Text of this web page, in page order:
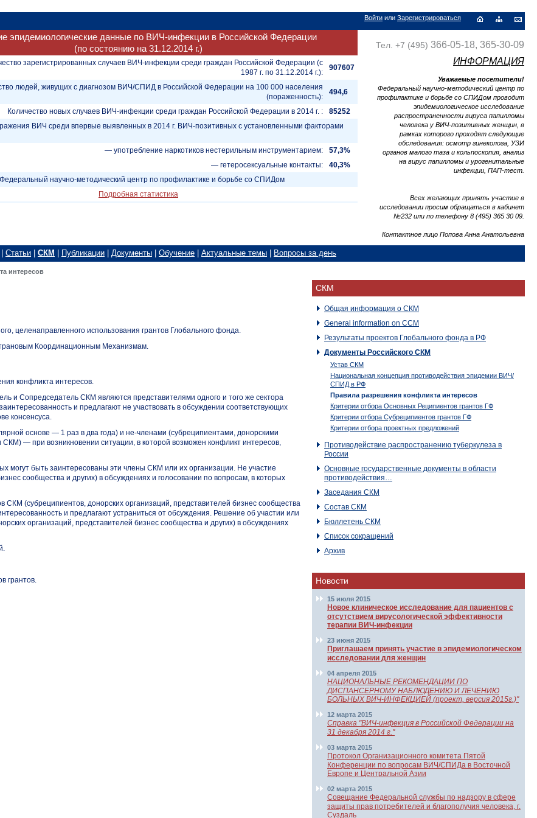
Войти или Зарегистрироваться
эпидемиологические данные по ВИЧ-инфекции в Российской Федерации
(по состоянию на 31.12.2014 г.)
зарегистрированных случаев ВИЧ-инфекции среди граждан Российской Федерации (с
1987 г. по 31.12.2014 г.):
907607
людей, живущих с диагнозом ВИЧ/СПИД в Российской Федерации на 100 000 населения
(пораженность):
494,6
Количество новых случаев ВИЧ-инфекции среди граждан Российской Федерации в 2014 г. :
85252
ВИЧ среди впервые выявленных в 2014 г. ВИЧ-позитивных с установленными факторами
— употребление наркотиков нестерильным инструментарием:
57,3%
— гетеросексуальные контакты:
40,3%
научно-методический центр по профилактике и борьбе со СПИДом
Подробная статистика
Тел. +7 (495) 366-05-18, 365-30-09
ИНФОРМАЦИЯ
Уважаемые посетители!
Федеральный научно-методический центр по
профилактике и борьбе со СПИДом проводит
эпидемиологическое исследование
распространенности вируса папилломы
человека у ВИЧ-позитивных женщин, в
рамках которого проходят следующие
обследования: осмотр гинеколога, УЗИ
органов малого таза и кольпоскопия, анализ
на вирус папилломы и урогенитальные
инфекции, ПАП-тест.
Всех желающих принять участие в
исследовании просим обращаться в кабинет
№232 или по телефону 8 (495) 365 30 09.
Контактное лицо Попова Анна Анатольевна
Статьи СКМ Публикации Документы Обучение Актуальные темы Вопросы за день
интересов
целенаправленного использования грантов Глобального фонда.
Координационным Механизмам.
конфликта интересов.
и Сопредседатель СКМ являются представителями одного и того же сектора
и предлагают не участвовать в обсуждении соответствующих
консенсуса.
основе — 1 раз в два года) и не-членами (субреципиентами, донорскими
— при возникновении ситуации, в которой возможен конфликт интересов,
могут быть заинтересованы эти члены СКМ или их организации. Не участие
сообщества и других) в обсуждениях и голосовании по вопросам, в которых
СКМ (субреципиентов, донорских организаций, представителей бизнес сообщества
и предлагают устраниться от обсуждения. Решение об участии или
организаций, представителей бизнес сообщества и других) в обсуждениях
грантов.
СКМ
Общая информация о СКМ
General information on CCM
Результаты проектов Глобального фонда в РФ
Документы Российского CКМ
Устав СКМ
Национальная концепция противодействия эпидемии ВИЧ/
СПИД в РФ
Правила разрешения конфликта интересов
Критерии отбора Основных Реципиентов грантов ГФ
Критерии отбора Субреципиентов грантов ГФ
Критерии отбора проектных предложений
Противодействие распространению туберкулеза в
России
Основные государственные документы в области
противодействия…
Заседания СКМ
Состав СКМ
Бюллетень СКМ
Список сокращений
Архив
Новости
15 июля 2015
Новое клиническое исследование для пациентов с
отсутствием вирусологической эффективности
терапии ВИЧ-инфекции
23 июня 2015
Приглашаем принять участие в эпидемиологическом
исследовании для женщин
04 апреля 2015
НАЦИОНАЛЬНЫЕ РЕКОМЕНДАЦИИ ПО
ДИСПАНСЕРНОМУ НАБЛЮДЕНИЮ И ЛЕЧЕНИЮ
БОЛЬНЫХ ВИЧ-ИНФЕКЦИЕЙ (проект, версия 2015г.)"
12 марта 2015
Справка "ВИЧ-инфекция в Российской Федерации на
31 декабря 2014 г."
03 марта 2015
Протокол Организационного комитета Пятой
Конференции по вопросам ВИЧ/СПИДа в Восточной
Европе и Центральной Азии
02 марта 2015
Совещание Федеральной службы по надзору в сфере
защиты прав потребителей и благополучия человека, г.
Суздаль